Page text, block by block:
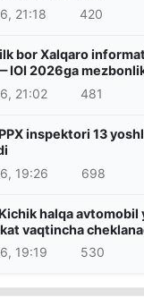
21:18
420
bor Xalqaro
IOI 2026ga
21:02
481
inspektori 13
19:26
698
halqa avtomobil
vaqtincha
19:19
530